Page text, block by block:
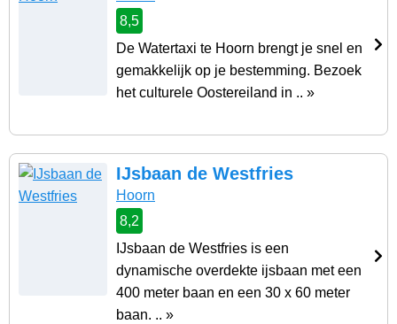
8,5
De Watertaxi te Hoorn brengt je snel en
gemakkelijk op je bestemming. Bezoek
het culturele Oostereiland in .. »
IJsbaan de Westfries
Hoorn
8,2
IJsbaan de Westfries is een
dynamische overdekte ijsbaan met een
400 meter baan en een 30 x 60 meter
baan. .. »